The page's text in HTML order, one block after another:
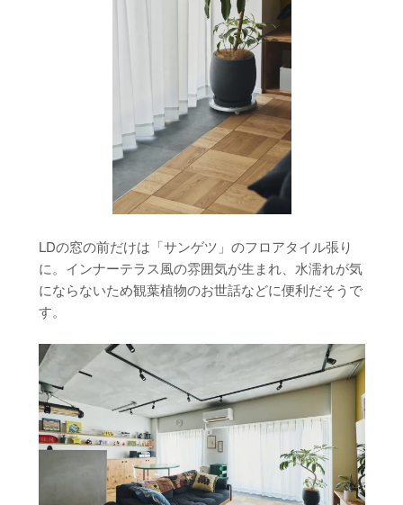
LDの窓の前だけは「サンゲツ」のフロアタイル張り
に。インナーテラス風の雰囲気が生まれ、水濡れが気
にならないため観葉植物のお世話などに便利だそうで
す。